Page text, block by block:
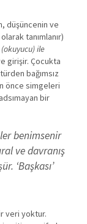
düşüncenin ve
tanımlanır)
ile
girişir. Çocukta
bağımsız
önce simgeleri
bir
benimsenir
ve davranış
‘Başkası’
veri yoktur.